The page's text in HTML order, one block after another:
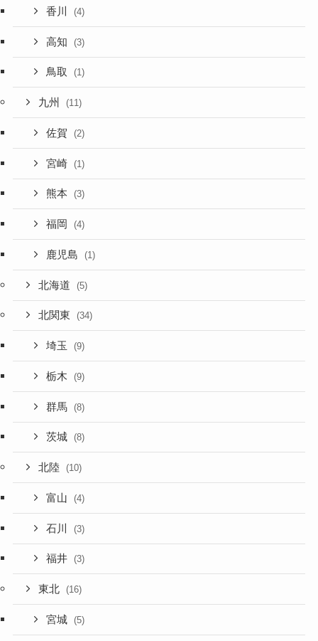
香川 (4)
高知 (3)
鳥取 (1)
九州 (11)
佐賀 (2)
宮崎 (1)
熊本 (3)
福岡 (4)
鹿児島 (1)
北海道 (5)
北関東 (34)
埼玉 (9)
栃木 (9)
群馬 (8)
茨城 (8)
北陸 (10)
富山 (4)
石川 (3)
福井 (3)
東北 (16)
宮城 (5)